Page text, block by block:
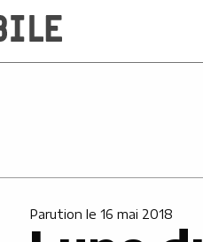
Parution le 16 mai 2018